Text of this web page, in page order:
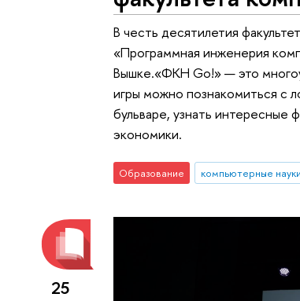
В честь десятилетия
«Программная инженерия
Вышке.«ФКН Go!» — это
игры можно познакомиться с
бульваре, узнать интересные
экономики.
Образование компьютерные науки
25